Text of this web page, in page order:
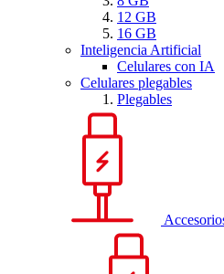
12 GB
16 GB
Inteligencia Artificial
Celulares con IA
Celulares plegables
Plegables